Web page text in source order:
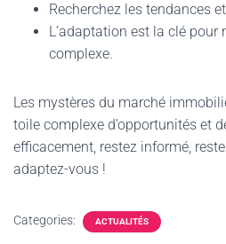
Recherchez les tendances
L’adaptation est la clé pour
complexe.
Les mystères du marché
toile complexe d’opportunités et
efficacement, restez informé,
adaptez-vous !
Categories: ACTUALITÉS